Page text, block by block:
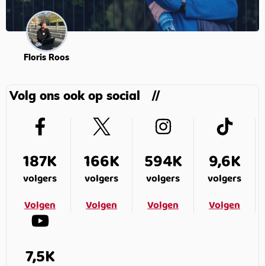
Floris Roos
Volg ons ook op social
187K
volgers
Volgen
166K
volgers
Volgen
594K
volgers
Volgen
9,6K
volgers
Volgen
7,5K